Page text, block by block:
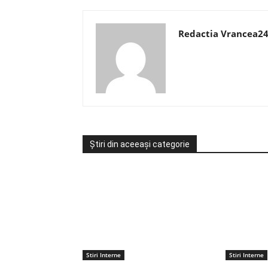
Redactia Vrancea24
Știri din aceeași categorie
Stiri Interne Stiri Interne